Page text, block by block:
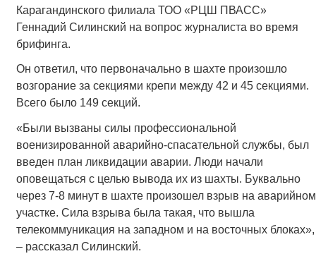
Карагандинского филиала ТОО «РЦШ ПВАСС»
Геннадий Силинский на вопрос журналиста во время
брифинга.
Он ответил, что первоначально в шахте произошло
возгорание за секциями крепи между 42 и 45 секциями.
Всего было 149 секций.
«Были вызваны силы профессиональной
военизированной аварийно-спасательной службы, был
введен план ликвидации аварии. Люди начали
оповещаться с целью вывода их из шахты. Буквально
через 7-8 минут в шахте произошел взрыв на аварийном
участке. Сила взрыва была такая, что вышла
телекоммуникация на западном и на восточных блоках»,
– рассказал Силинский.